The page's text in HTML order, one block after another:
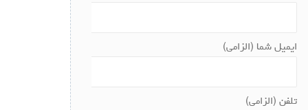
ایمیل شما (الزامی)
تلفن (الزامی)